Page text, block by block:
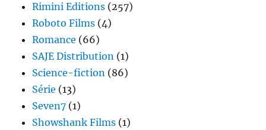
Rimini Editions (257)
Roboto Films (4)
Romance (66)
SAJE Distribution (1)
Science-fiction (86)
Série (13)
Seven7 (1)
Showshank Films (1)